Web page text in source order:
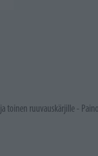
toinen ruuvauskärjille -